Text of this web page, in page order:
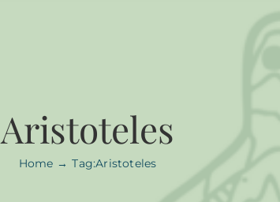
Aristoteles
Home Tag:Aristoteles